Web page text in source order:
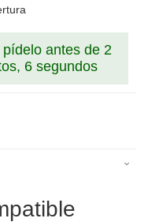
antes de 2
5 segundos